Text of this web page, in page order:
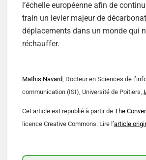
l’échelle européenne afin de
train un levier majeur de
déplacements dans un monde qui
réchauffer.
Mathis Navard, Docteur en Sciences de
communication (ISI), Université de Poitiers,
Cet article est republié à partir de The
licence Creative Commons. Lire l’article